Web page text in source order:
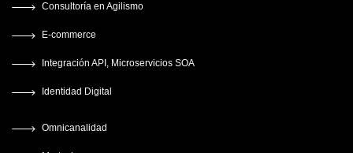
Consultoría en Agilismo
E-commerce
Integración API, Microservicios SOA
Identidad Digital
Omnicanalidad